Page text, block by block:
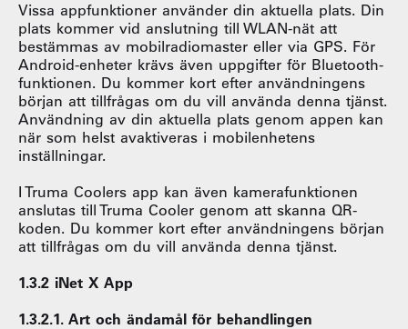
Vissa appfunktioner använder din aktuella plats. Din
plats kommer vid anslutning till WLAN-nät att
bestämmas av mobilradiomaster eller via GPS. För
Android-enheter krävs även uppgifter för Bluetooth-
funktionen. Du kommer kort efter användningens
början att tillfrågas om du vill använda denna tjänst.
Användning av din aktuella plats genom appen kan
när som helst avaktiveras i mobilenhetens
inställningar.
I Truma Coolers app kan även kamerafunktionen
anslutas till Truma Cooler genom att skanna QR-
koden. Du kommer kort efter användningens början
att tillfrågas om du vill använda denna tjänst.
1.3.2 iNet X App
1.3.2.1. Art och ändamål för behandlingen